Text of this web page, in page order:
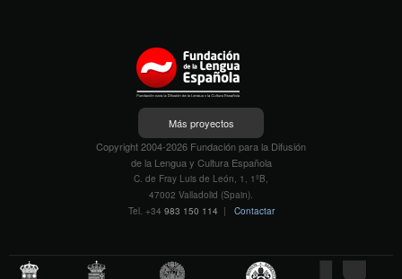
Más proyectos
Copyright 2004-2026 Fundación para la Difusión
de la Lengua y Cultura Española
C. de Fray Luis de León, 1, 1ºB,
47002 Valladolid (Spain).
Tel. +34 983 150 114 | Contactar